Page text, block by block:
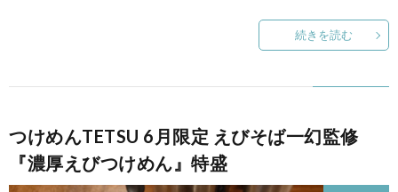
続きを読む
つけめんTETSU 6月限定 えびそば一幻監修
『濃厚えびつけめん』特盛